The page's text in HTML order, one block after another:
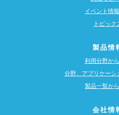
イベント情
トピック
製品情
利用分野か
分野、アプリケーシ
製品一覧か
会社情